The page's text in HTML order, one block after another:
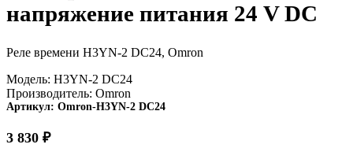
напряжение питания 24 V DC
Реле времени H3YN-2 DC24, Omron
Модель: H3YN-2 DC24
Производитель: Omron
Артикул: Omron-H3YN-2 DC24
3 830 ₽